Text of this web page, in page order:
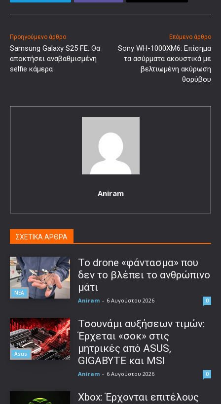
Προηγούμενο άρθρο
Samsung Galaxy S25 FE: Θα
αποκτήσει αναβαθμισμένη
selfie κάμερα
Επόμενο άρθρο
Sony WH-1000XM6: Επίσημα
τα ασύρματα ακουστικά με
βελτιωμένη ακύρωση
θορύβου
Aniram
ΣΧΕΤΙΚΑ ΑΡΘΡΑ
ΝΕΑ
Το drone «φάντασμα» που
δεν το βλέπει το ανθρώπινο
μάτι
Aniram - 6 Αυγούστου 2026 0
Asus
Τσουνάμι αυξήσεων τιμών:
Έρχεται «σοκ» στις
μητρικές από ASUS,
GIGABYTE και MSI
Aniram - 6 Αυγούστου 2026 0
Xbox: Έρχονται επιτέλους